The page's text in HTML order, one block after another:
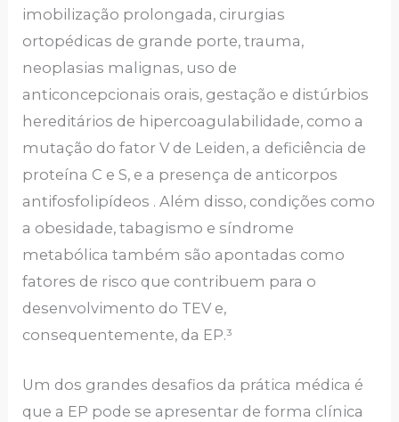
imobilização prolongada, cirurgias
ortopédicas de grande porte, trauma,
neoplasias malignas, uso de
anticoncepcionais orais, gestação e distúrbios
hereditários de hipercoagulabilidade, como a
mutação do fator V de Leiden, a deficiência de
proteína C e S, e a presença de anticorpos
antifosfolipídeos . Além disso, condições como
a obesidade, tabagismo e síndrome
metabólica também são apontadas como
fatores de risco que contribuem para o
desenvolvimento do TEV e,
consequentemente, da EP.³
Um dos grandes desafios da prática médica é
que a EP pode se apresentar de forma clínica